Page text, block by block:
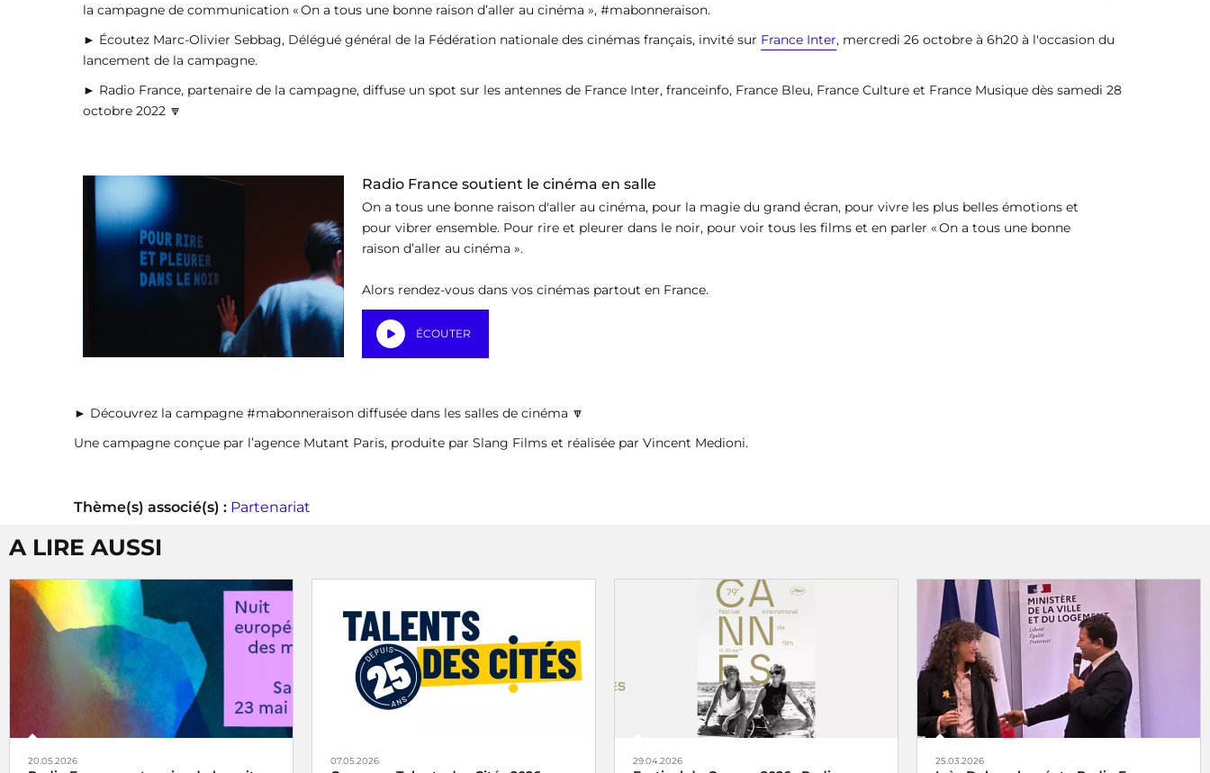
la campagne de communication « On a tous une bonne raison d’aller au cinéma », #mabonneraison.
► Écoutez Marc-Olivier Sebbag, Délégué général de la Fédération nationale des cinémas français, invité sur France Inter, mercredi 26 octobre à 6h20 à l'occasion du
lancement de la campagne.
► Radio France, partenaire de la campagne, diffuse un spot sur les antennes de France Inter, franceinfo, France Bleu, France Culture et France Musique dès samedi 28
octobre 2022 🔽
Radio France soutient le cinéma en salle
On a tous une bonne raison d'aller au cinéma, pour la magie du grand écran, pour vivre les plus belles émotions et
pour vibrer ensemble. Pour rire et pleurer dans le noir, pour voir tous les films et en parler « On a tous une bonne
raison d’aller au cinéma ».
Alors rendez-vous dans vos cinémas partout en France.
ÉCOUTER
► Découvrez la campagne #mabonneraison diffusée dans les salles de cinéma 🔽
Une campagne conçue par l’agence Mutant Paris, produite par Slang Films et réalisée par Vincent Medioni.
Thème(s) associé(s) : Partenariat
A LIRE AUSSI
20.05.2026 07.05.2026 29.04.2026 25.03.2026